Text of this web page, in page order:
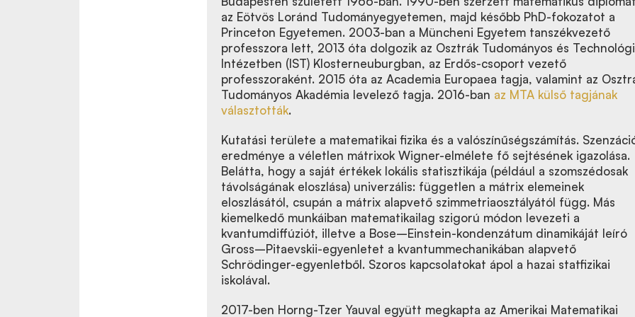
az Eötvös Loránd Tudományegyetemen, majd később PhD-fokozatot a
Princeton Egyetemen. 2003-ban a Müncheni Egyetem tanszékvezető
professzora lett, 2013 óta dolgozik az Osztrák Tudományos és
Intézetben (IST) Klosterneuburgban, az Erdős-csoport vezető
professzoraként. 2015 óta az Academia Europaea tagja, valamint az
Tudományos Akadémia levelező tagja. 2016-ban az MTA külső tagjának
választották.
Kutatási területe a matematikai fizika és a valószínűségszámítás.
eredménye a véletlen mátrixok Wigner-elmélete fő sejtésének igazolása.
Belátta, hogy a saját értékek lokális statisztikája (például a szomszédosak
távolságának eloszlása) univerzális: független a mátrix elemeinek
eloszlásától, csupán a mátrix alapvető szimmetriaosztályától függ. Más
kiemelkedő munkáiban matematikailag szigorú módon levezeti a
kvantumdiffúziót, illetve a Bose–Einstein-kondenzátum dinamikáját leíró
Gross–Pitaevskii-egyenletet a kvantummechanikában alapvető
Schrödinger-egyenletből. Szoros kapcsolatokat ápol a hazai statfizikai
iskolával.
2017-ben Horng-Tzer Yauval együtt megkapta az Amerikai Matematikai